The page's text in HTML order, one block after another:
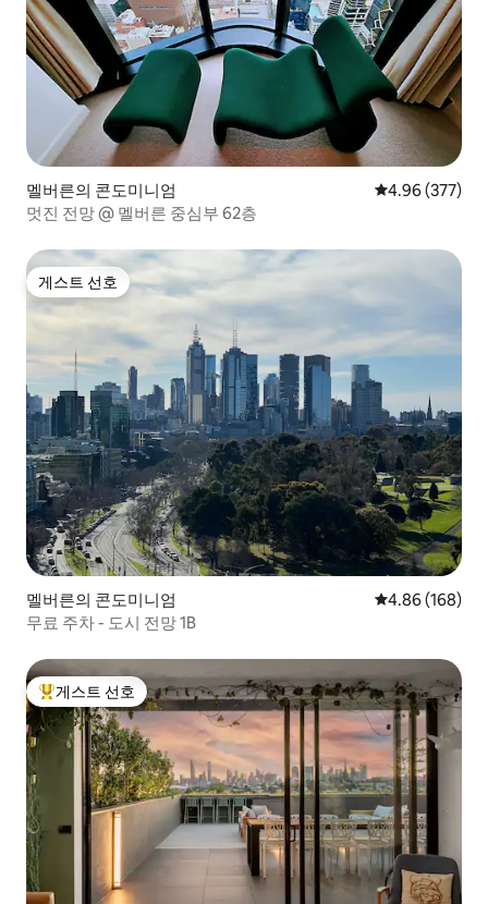
멜버른의 콘도미니엄 평점 4.96점(5
4.96 (377)
멋진 전망 @ 멜버른 중심부 62층
게스트 선호
게스트 선호
멜버른의 콘도미니엄 평점 4.86점(5
4.86 (168)
무료 주차 - 도시 전망 1B
상위 게스트 선호
게스트 선호